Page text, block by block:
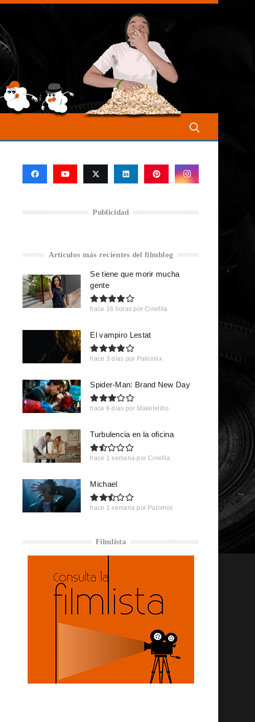
Publicidad
Artículos más recientes del filmblog
Se tiene que morir mucha
gente
hace 16 horas por Cinefila
El vampiro Lestat
hace 3 días por Palomiix
Spider-Man: Brand New Day
hace 6 días por Makelelillo
Turbulencia en la oficina
hace 1 semana por Cinefila
Michael
hace 1 semana por Palomiix
Filmlista